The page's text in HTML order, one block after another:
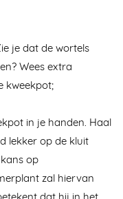
je dat de wortels
Wees extra
kweekpot;
in je handen. Haal
lekker op de kluit
op
zal hiervan